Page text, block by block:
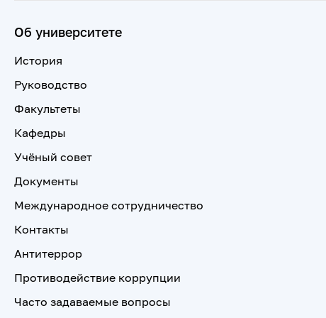
Об университете
История
Руководство
Факультеты
Кафедры
Учёный совет
Документы
Международное сотрудничество
Контакты
Антитеррор
Противодействие коррупции
Часто задаваемые вопросы